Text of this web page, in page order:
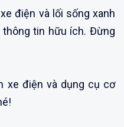
điện và lối sống xanh
tin hữu ích. Đừng
xe điện và dụng cụ cơ